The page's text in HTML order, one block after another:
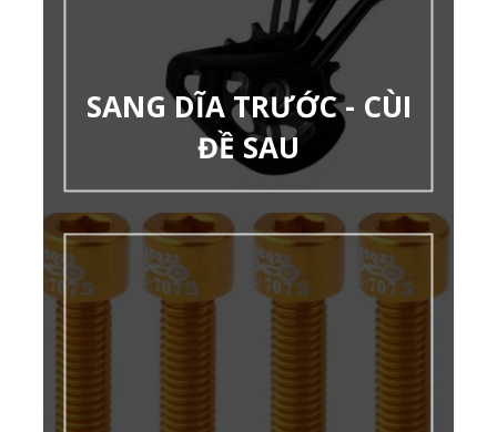
SANG DĨA TRƯỚC - CÙI
ĐỀ SAU